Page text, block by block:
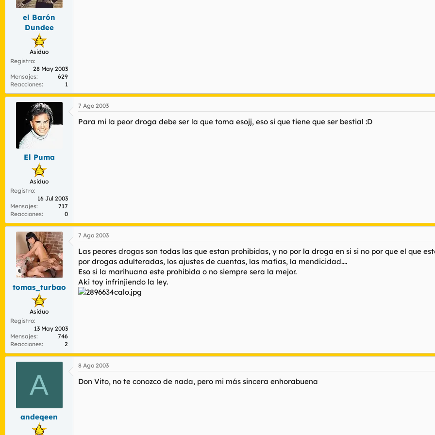
el Barón
Dundee
Asiduo
Registro
28 May 2003
Mensajes
629
Reacciones
1
El Puma
Asiduo
Registro
16 Jul 2003
Mensajes
717
Reacciones
0
7 Ago 2003
Para mi la peor droga debe ser la que toma esojj, eso si que tiene que ser bestial :D
tomas_turbao
Asiduo
Registro
13 May 2003
Mensajes
746
Reacciones
2
7 Ago 2003
Las peores drogas son todas las que estan prohibidas, y no por la droga en si si no por que el que
por drogas adulteradas, los ajustes de cuentas, las mafias, la mendicidad....
Eso si la marihuana este prohibida o no siempre sera la mejor.
Aki toy infrinjiendo la ley.
A
andeqeen
8 Ago 2003
Don Vito, no te conozco de nada, pero mi más sincera enhorabuena